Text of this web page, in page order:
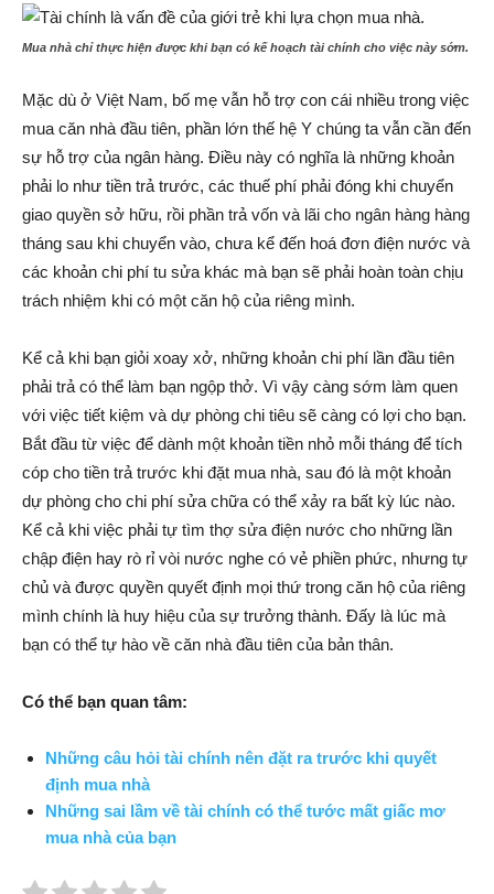
Mua nhà chỉ thực hiện được khi bạn có kế hoạch tài chính cho việc này sớm.
Mặc dù ở Việt Nam, bố mẹ vẫn hỗ trợ con cái nhiều trong việc
mua căn nhà đầu tiên, phần lớn thế hệ Y chúng ta vẫn cần đến
sự hỗ trợ của ngân hàng. Điều này có nghĩa là những khoản
phải lo như tiền trả trước, các thuế phí phải đóng khi chuyển
giao quyền sở hữu, rồi phần trả vốn và lãi cho ngân hàng hàng
tháng sau khi chuyển vào, chưa kể đến hoá đơn điện nước và
các khoản chi phí tu sửa khác mà bạn sẽ phải hoàn toàn chịu
trách nhiệm khi có một căn hộ của riêng mình.
Kể cả khi bạn giỏi xoay xở, những khoản chi phí lần đầu tiên
phải trả có thể làm bạn ngộp thở. Vì vậy càng sớm làm quen
với việc tiết kiệm và dự phòng chi tiêu sẽ càng có lợi cho bạn.
Bắt đầu từ việc để dành một khoản tiền nhỏ mỗi tháng để tích
cóp cho tiền trả trước khi đặt mua nhà, sau đó là một khoản
dự phòng cho chi phí sửa chữa có thể xảy ra bất kỳ lúc nào.
Kể cả khi việc phải tự tìm thợ sửa điện nước cho những lần
chập điện hay rò rỉ vòi nước nghe có vẻ phiền phức, nhưng tự
chủ và được quyền quyết định mọi thứ trong căn hộ của riêng
mình chính là huy hiệu của sự trưởng thành. Đấy là lúc mà
bạn có thể tự hào về căn nhà đầu tiên của bản thân.
Có thể bạn quan tâm:
Những câu hỏi tài chính nên đặt ra trước khi quyết
định mua nhà
Những sai lầm về tài chính có thể tước mất giấc mơ
mua nhà của bạn